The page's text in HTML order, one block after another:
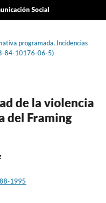
Social
programada. Incidencias
84-10176-06-5)
de la violencia
del Framing
1995